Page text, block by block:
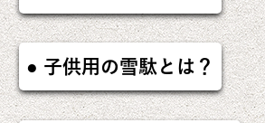
子供用の雪駄とは？